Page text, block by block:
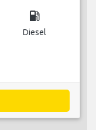
local_gas_station
Diesel